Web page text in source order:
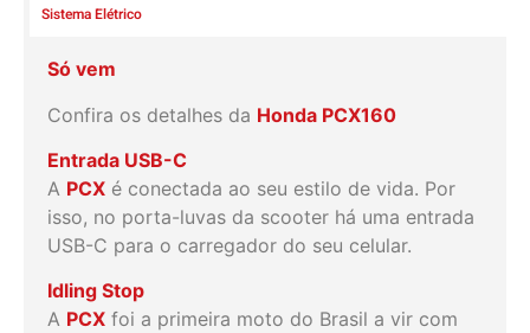
Sistema Elétrico
Só vem
Confira os detalhes da Honda PCX160
Entrada USB-C
A PCX é conectada ao seu estilo de vida. Por
isso, no porta-luvas da scooter há uma entrada
USB-C para o carregador do seu celular.
Idling Stop
A PCX foi a primeira moto do Brasil a vir com